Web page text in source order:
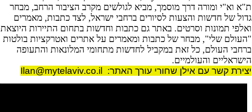
ת"א וא"י ומורה דרך מוסמך, מביא לגולשים מקרב הציבור הרחב, מבחר
גדול של חדשות והצעות לסיורים ברחבי ישראל, לצד כתבות, מאמרים
ואלפי תמונות וסרטים. באתר גם כתבות וחדשות בתחום התיירות היוצאת
"העולם שלי", מבחר של כתבות ומאמרים על אתרים ואטרקציות בולטות
ברחבי העולם, כל זאת במקביל לחדשות מתחומי המלונאות והתעופה
הישראליים והעולמיים.
יצירת קשר עם אילן שחורי עורך האתר:
Ilan@mytelaviv.co.il